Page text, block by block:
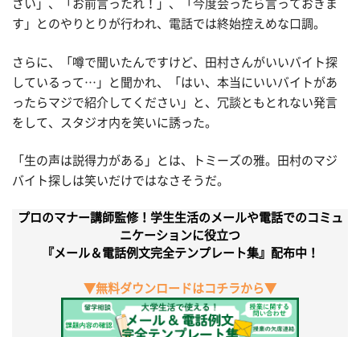
さい」、「お前言ったれ！」、「今度会ったら言っておきま
す」とのやりとりが行われ、電話では終始控えめな口調。
さらに、「噂で聞いたんですけど、田村さんがいいバイト探
しているって…」と聞かれ、「はい、本当にいいバイトがあ
ったらマジで紹介してください」と、冗談ともとれない発言
をして、スタジオ内を笑いに誘った。
「生の声は説得力がある」とは、トミーズの雅。田村のマジ
バイト探しは笑いだけではなさそうだ。
プロのマナー講師監修！学生生活のメールや電話でのコミュ
ニケーションに役立つ
『メール＆電話例文完全テンプレート集』配布中！
▼無料ダウンロードはコチラから▼